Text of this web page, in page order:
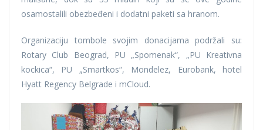
osamostalili obezbeđeni i dodatni paketi sa hranom.
Organizaciju tombole svojim donacijama podržali su:
Rotary Club Beograd, PU „Spomenak“, „PU Kreativna
kockica“, PU „Smartkos“, Mondelez, Eurobank, hotel
Hyatt Regency Belgrade i mCloud.